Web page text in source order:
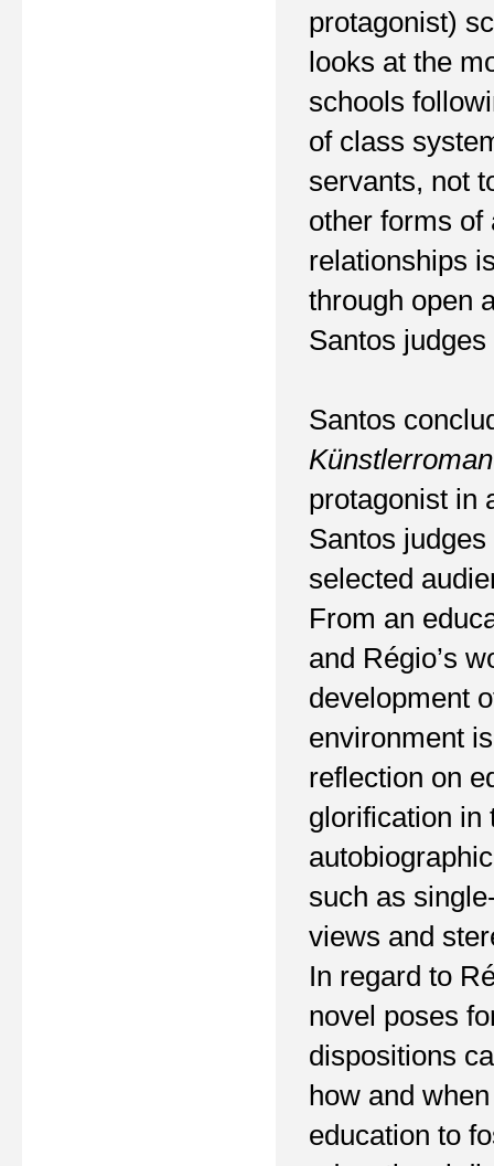
protagonist)
looks at the
schools
of class
servants, not
other forms of
relationships
through open
Santos
Santos
Künstlerroman
protagonist in
Santos
selected
From an
and Régio’s
development
environment
reflection on
glorification in
such as
views and
In regard to
novel poses
dispositions
how and
education to